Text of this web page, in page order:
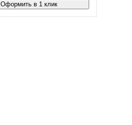
Оформить в 1 клик